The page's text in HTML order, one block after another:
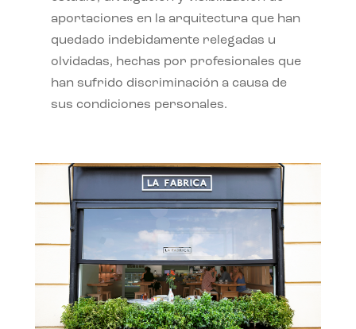
aportaciones en la arquitectura que han
quedado indebidamente relegadas u
olvidadas, hechas por profesionales que
han sufrido discriminación a causa de
sus condiciones personales.